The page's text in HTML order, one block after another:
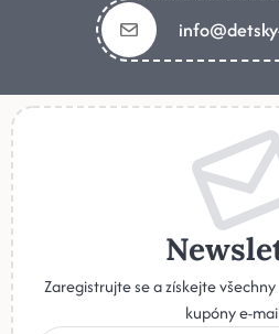
Zaregistrujte se a získejte
kupóny e-